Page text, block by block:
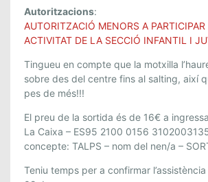
Autoritzacions:
AUTORITZACIÓ MENORS A
ACTIVITAT DE LA SECCIÓ INFANTIL I
Tingueu en compte que la motxilla
sobre des del centre fins al salting, així
pes de més!!!
El preu de la sortida és de 16€ a
La Caixa – ES95 2100 0156
concepte: TALPS – nom del nen/a –
Teniu temps per a confirmar